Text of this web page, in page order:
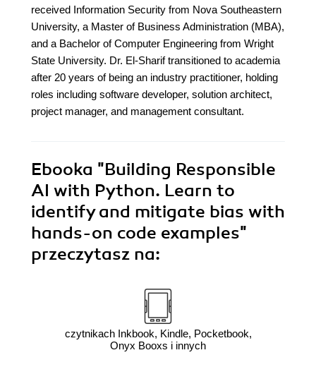
received Information Security from Nova Southeastern
University, a Master of Business Administration (MBA),
and a Bachelor of Computer Engineering from Wright
State University. Dr. El-Sharif transitioned to academia
after 20 years of being an industry practitioner, holding
roles including software developer, solution architect,
project manager, and management consultant.
Ebooka "Building Responsible
AI with Python. Learn to
identify and mitigate bias with
hands-on code examples"
przeczytasz na:
czytnikach Inkbook, Kindle, Pocketbook,
Onyx Booxs i innych